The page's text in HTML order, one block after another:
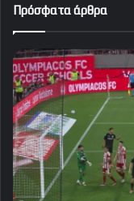
Πρόσφατα άρθρα